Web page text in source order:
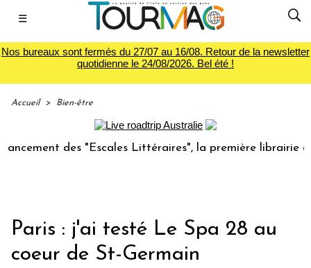
☰
Nos bureaux sont fermés du 27/07 au 16/08. Retour de la newsletter
quotidienne le 24/08/2026. Bel été !
Accueil > Bien-être
des "Escales Littéraires", la première librairie du
Paris : j'ai testé Le Spa 28 au
coeur de St-Germain